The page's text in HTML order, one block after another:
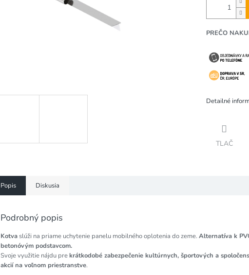
PREČO
Detailné
TLAČ
Popis Diskusia
Podrobný popis
Kotvaslúži na priame uchytenie panelu mobilného oplotenia do zeme. Alternatíva k
betonóvým podstavcom.
Svoje využitie nájdu prekrátkodobé zabezpečenie kultúrnych, športových a
akcií na voľnom priestranstve.